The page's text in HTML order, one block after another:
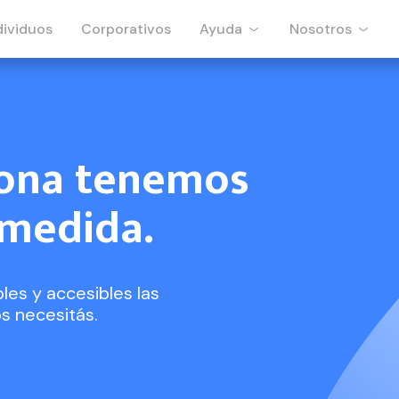
Corporativos Ayuda Nosotros
tenemos
y accesibles las
necesitás.